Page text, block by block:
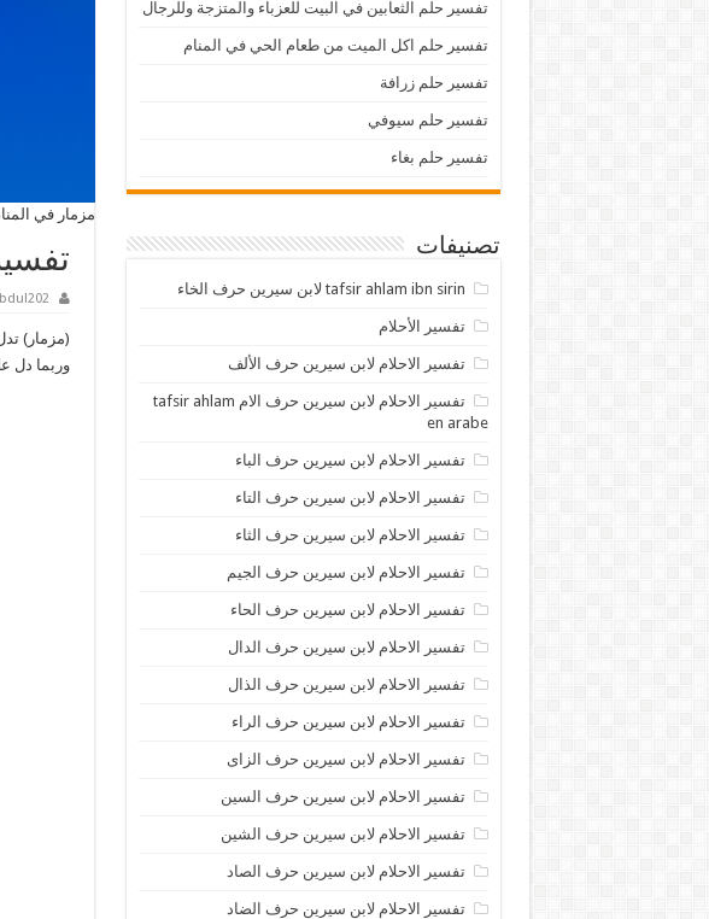
مزمار في
(مزمار)
وربما دل
تفسير حلم الثعابين في البيت للعزباء والمتزجة وللرجال
تفسير حلم اكل الميت من طعام الحي في المنام
تفسير حلم زرافة
تفسير حلم سيوفي
تفسير حلم بغاء
تصنيفات
tafsir ahlam ibn sirin لابن سيرين حرف الخاء
تفسير الأحلام
تفسير الاحلام لابن سيرين حرف الألف
تفسير الاحلام لابن سيرين حرف الام tafsir ahlam
en arabe
تفسير الاحلام لابن سيرين حرف الباء
تفسير الاحلام لابن سيرين حرف التاء
تفسير الاحلام لابن سيرين حرف الثاء
تفسير الاحلام لابن سيرين حرف الجيم
تفسير الاحلام لابن سيرين حرف الحاء
تفسير الاحلام لابن سيرين حرف الدال
تفسير الاحلام لابن سيرين حرف الذال
تفسير الاحلام لابن سيرين حرف الراء
تفسير الاحلام لابن سيرين حرف الزاى
تفسير الاحلام لابن سيرين حرف السين
تفسير الاحلام لابن سيرين حرف الشين
تفسير الاحلام لابن سيرين حرف الصاد
تفسير الاحلام لابن سيرين حرف الضاد